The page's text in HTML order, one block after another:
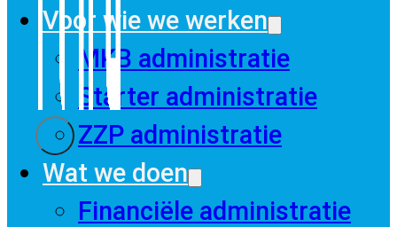
Voor wie we werken
MKB administratie
Starter administratie
ZZP administratie
Wat we doen
Financiële administratie